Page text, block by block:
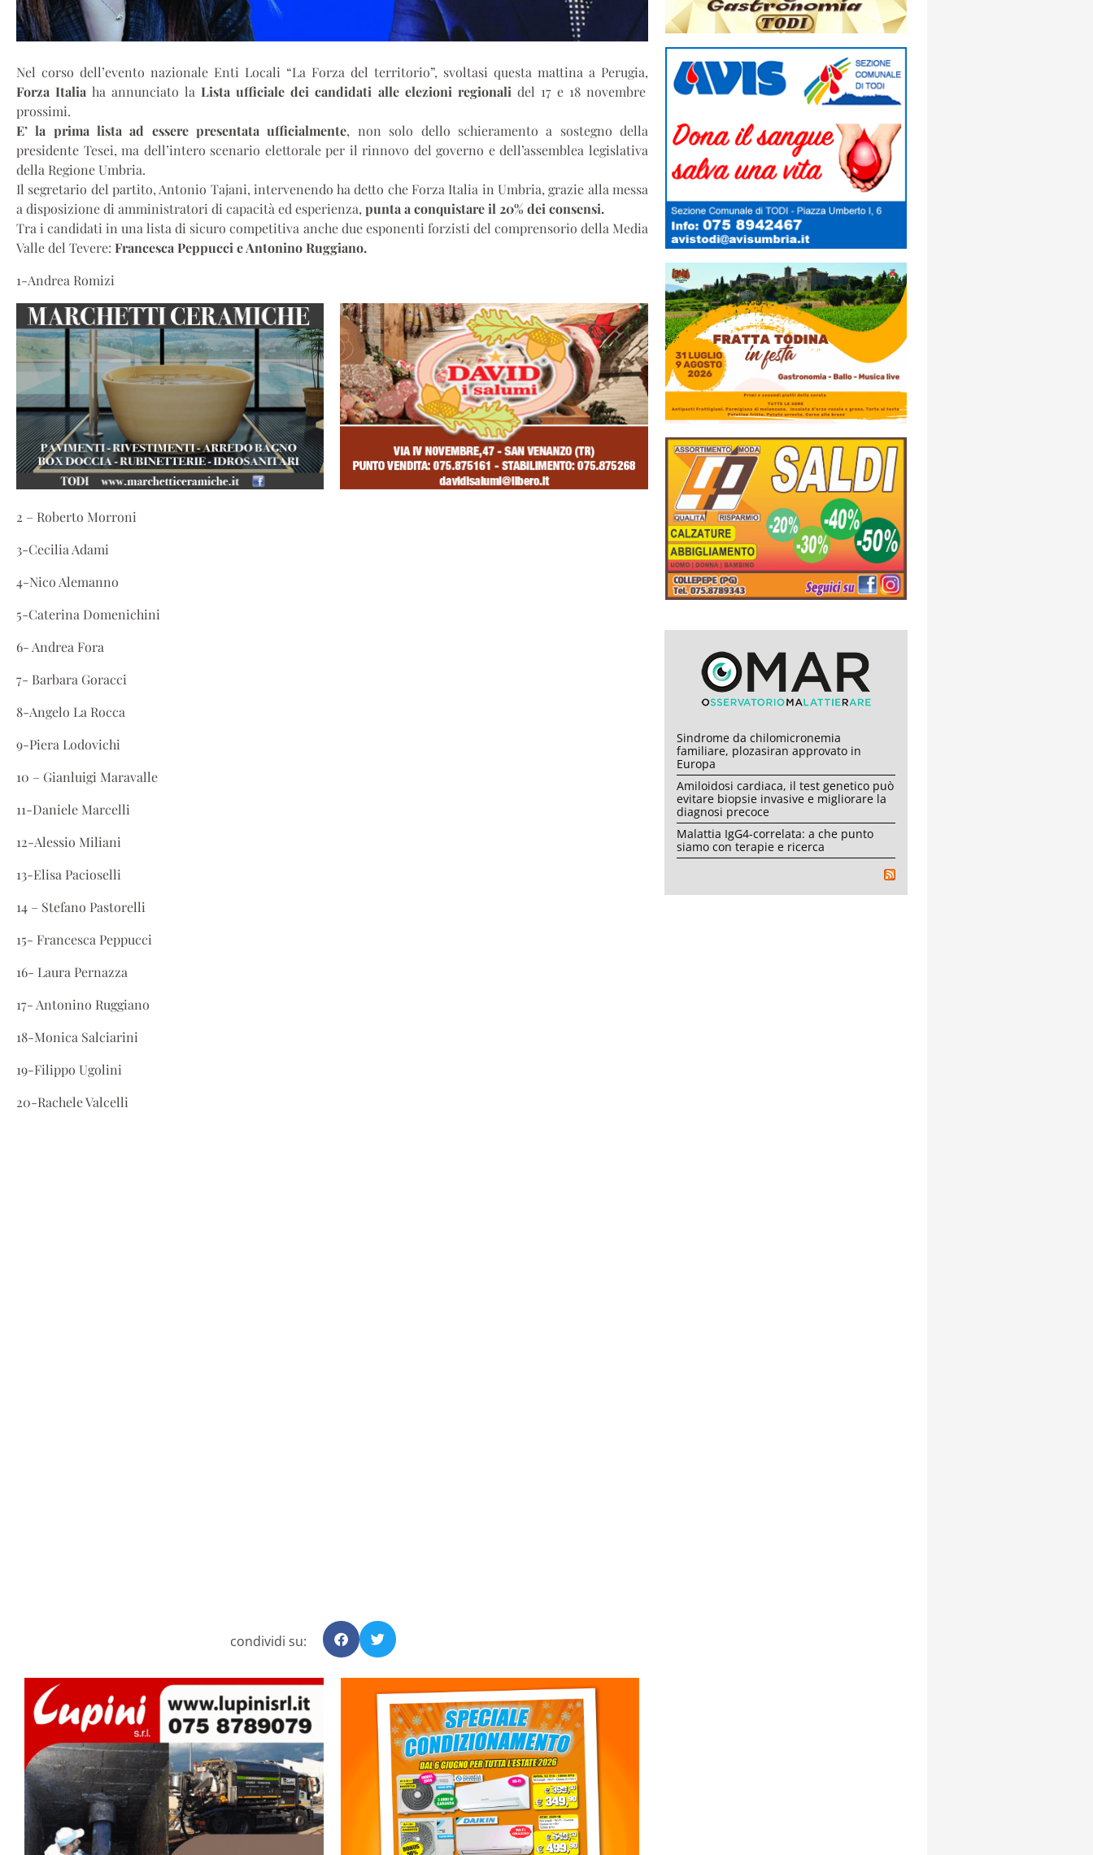
Nel corso dell’evento nazionale Enti Locali “La Forza del territorio”, svoltasi questa mattina a Perugia,
Forza Italia ha annunciato laLista ufficiale dei candidati alle elezioni regionalidel 17 e 18 novembre
prossimi.
E’ la prima lista ad essere presentata ufficialmente, non solo dello schieramento a sostegno della
presidente Tesei, ma dell’intero scenario elettorale per il rinnovo del governo e dell’assemblea legislativa
della Regione Umbria.
Il segretario del partito, Antonio Tajani, intervenendo ha detto che Forza Italia in Umbria, grazie alla messa
a disposizione di amministratori di capacità ed esperienza,punta a conquistare il 20% dei consensi.
Tra i candidati in una lista di sicuro competitiva anche due esponenti forzisti del comprensorio della Media
Valle del Tevere: Francesca Peppucci e Antonino Ruggiano.
1-Andrea Romizi
2 – Roberto Morroni
3-Cecilia Adami
4-Nico Alemanno
5-Caterina Domenichini
6- Andrea Fora
7- Barbara Goracci
8-Angelo La Rocca
9-Piera Lodovichi
10 – Gianluigi Maravalle
11-Daniele Marcelli
12-Alessio Miliani
13-Elisa Pacioselli
14 – Stefano Pastorelli
15- Francesca Peppucci
16- Laura Pernazza
17- Antonino Ruggiano
18-Monica Salciarini
19-Filippo Ugolini
20-Rachele Valcelli
condividi su:
Sindrome da chilomicronemia
familiare, plozasiran approvato in
Europa
Amiloidosi cardiaca, il test genetico può
evitare biopsie invasive e migliorare la
diagnosi precoce
Malattia IgG4-correlata: a che punto
siamo con terapie e ricerca